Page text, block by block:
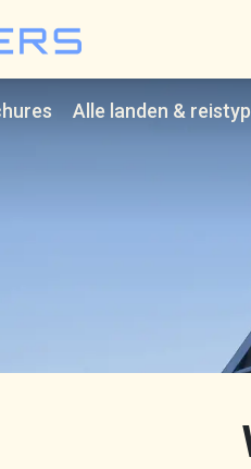
Lauwers
Alle landen &